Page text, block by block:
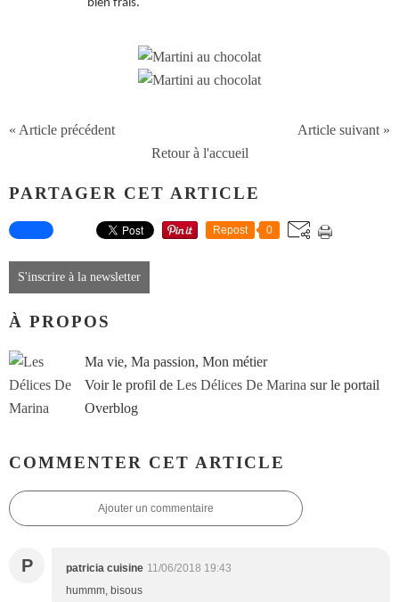
bien frais.
« Article précédent
Article suivant »
Retour à l'accueil
PARTAGER CET ARTICLE
Repost 0
S'inscrire à la newsletter
À PROPOS
Ma vie, Ma passion, Mon métier
Voir le profil de Les Délices De Marina sur le portail
Overblog
COMMENTER CET ARTICLE
Ajouter un commentaire
P patricia cuisine 11/06/2018 19:43
hummm, bisous